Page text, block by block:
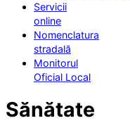
Servicii
online
Nomenclatura
stradală
Monitorul
Oficial Local
Sănătate